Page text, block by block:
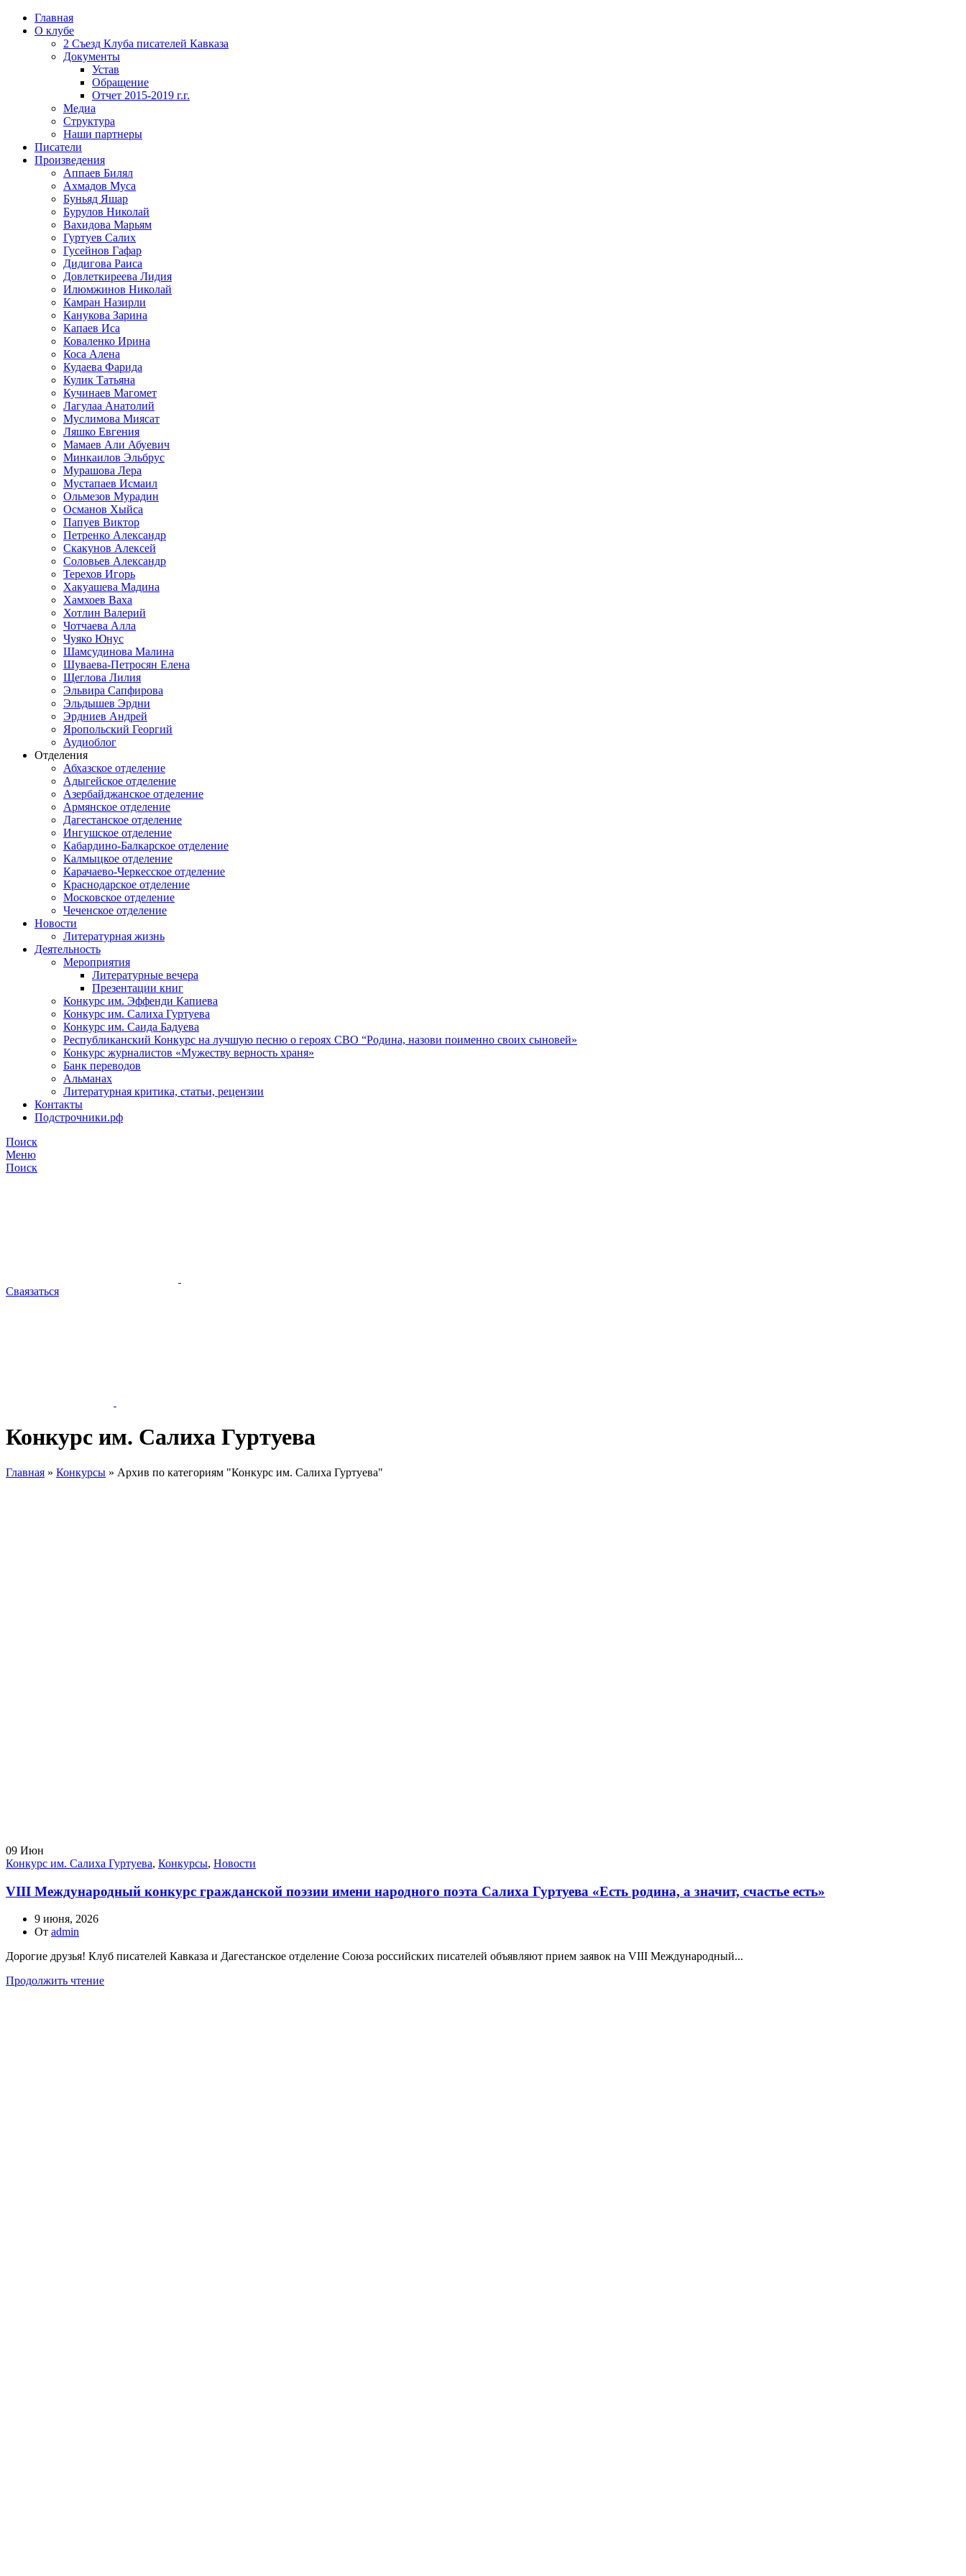
Главная
О клубе
2 Съезд Клуба писателей Кавказа
Документы
Устав
Обращение
Отчет 2015-2019 г.г.
Медиа
Структура
Наши партнеры
Писатели
Произведения
Аппаев Билял
Ахмадов Муса
Буньяд Яшар
Бурулов Николай
Вахидова Марьям
Гуртуев Салих
Гусейнов Гафар
Дидигова Раиса
Довлеткиреева Лидия
Илюмжинов Николай
Камран Назирли
Канукова Зарина
Капаев Иса
Коваленко Ирина
Коса Алена
Кудаева Фарида
Кулик Татьяна
Кучинаев Магомет
Лагулаа Анатолий
Муслимова Миясат
Ляшко Евгения
Мамаев Али Абуевич
Минкаилов Эльбрус
Мурашова Лера
Мустапаев Исмаил
Ольмезов Мурадин
Османов Хыйса
Папуев Виктор
Петренко Александр
Скакунов Алексей
Соловьев Александр
Терехов Игорь
Хакуашева Мадина
Хамхоев Ваха
Хотлин Валерий
Чотчаева Алла
Чуяко Юнус
Шамсудинова Малина
Шуваева-Петросян Елена
Щеглова Лилия
Эльвира Сапфирова
Эльдышев Эрдни
Эрдниев Андрей
Яропольский Георгий
Аудиоблог
Отделения
Абхазское отделение
Адыгейское отделение
Азербайджанское отделение
Армянское отделение
Дагестанское отделение
Ингушское отделение
Кабардино-Балкарское отделение
Калмыцкое отделение
Карачаево-Черкесское отделение
Краснодарское отделение
Московское отделение
Чеченское отделение
Новости
Литературная жизнь
Деятельность
Мероприятия
Литературные вечера
Презентации книг
Конкурс им. Эффенди Капиева
Конкурс им. Салиха Гуртуева
Конкурс им. Саида Бадуева
Республиканский Конкурс на лучшую песню о героях СВО “Родина, назови поименно своих сыновей»
Конкурс журналистов «Мужеству верность храня»
Банк переводов
Альманах
Литературная критика, статьи, рецензии
Контакты
Подстрочники.рф
Поиск
Меню
Поиск
Сваязаться
Конкурс им. Салиха Гуртуева
Главная » Конкурсы » Архив по категориям "Конкурс им. Салиха Гуртуева"
09 Июн
Конкурс им. Салиха Гуртуева, Конкурсы, Новости
VIII Международный конкурс гражданской поэзии имени народного поэта Салиха Гуртуева «Есть родина, а значит, счастье есть»
9 июня, 2026
От admin
Дорогие друзья! Клуб писателей Кавказа и Дагестанское отделение Союза российских писателей объявляют прием заявок на VIII Международный...
Продолжить чтение